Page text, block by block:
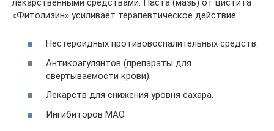
«Фитолизин» усиливает терапевтическое действие:
Нестероидных противовоспалительных средств.
Антикоагулянтов (препараты для
свертываемости крови).
Лекарств для снижения уровня сахара.
Ингибиторов МАО.